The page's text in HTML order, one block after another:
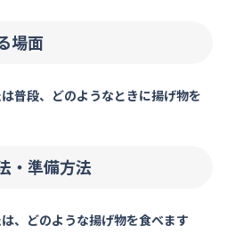
場面
普段、どのようなときに揚げ物を
・準備方法
、どのような揚げ物を食べます